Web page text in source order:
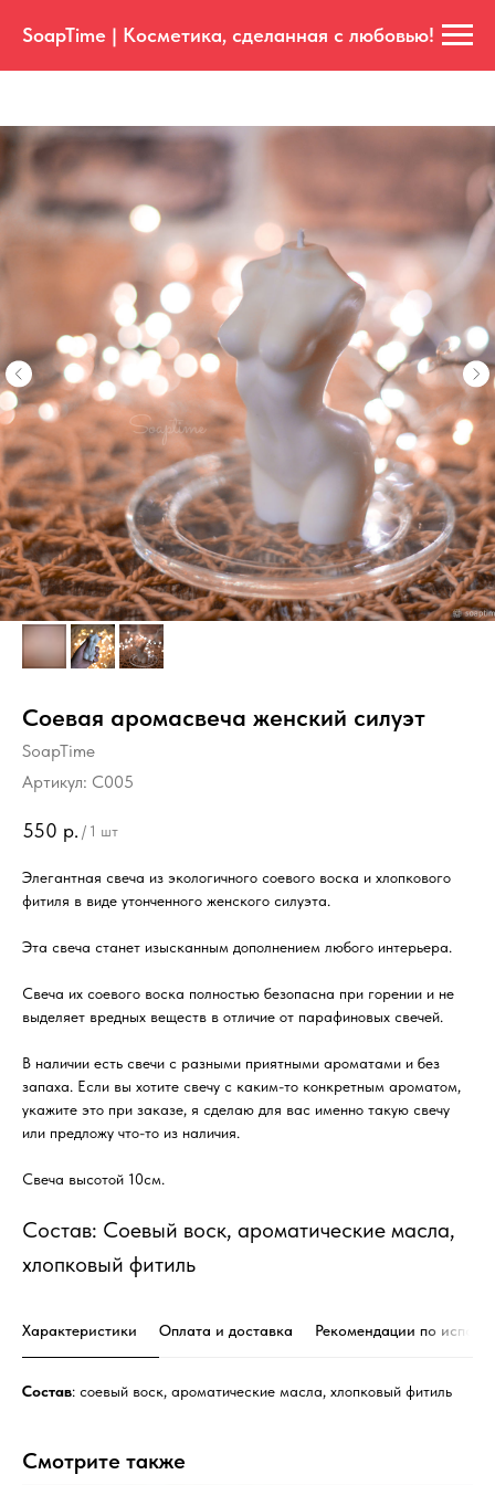
SoapTime | Косметика, сделанная с любовью!
Соевая аромасвеча женский силуэт
SoapTime
Артикул: C005
550 р. / 1 шт
Элегантная свеча из экологичного соевого воска и хлопкового
фитиля в виде утонченного женского силуэта.
Эта свеча станет изысканным дополнением любого интерьера.
Свеча их соевого воска полностью безопасна при горении и не
выделяет вредных веществ в отличие от парафиновых свечей.
В наличии есть свечи с разными приятными ароматами и без
запаха. Если вы хотите свечу с каким-то конкретным ароматом,
укажите это при заказе, я сделаю для вас именно такую свечу
или предложу что-то из наличия.
Свеча высотой 10см.
Состав: Соевый воск, ароматические масла,
хлопковый фитиль
Характеристики Оплата и доставка Рекомендации по
Состав: соевый воск, ароматические масла, хлопковый фитиль
Смотрите также